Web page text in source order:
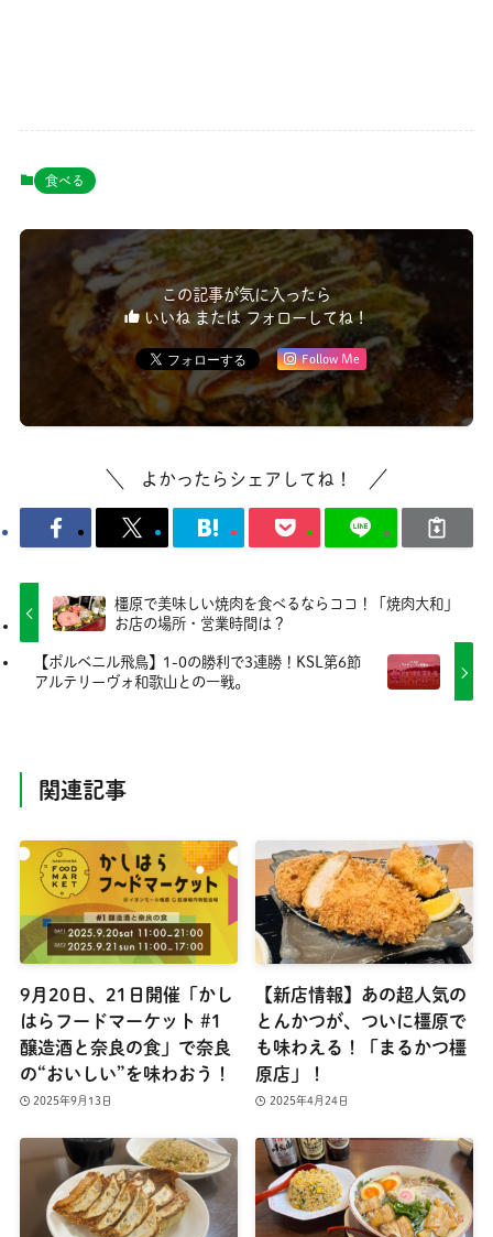
食べる
この記事が気に入ったら
いいね または フォローしてね！
Follow Me
よかったらシェアしてね！
橿原で美味しい焼肉を食べるならココ！「焼肉大和」
お店の場所・営業時間は？
【ポルベニル飛鳥】1-0の勝利で3連勝！KSL第6節
アルテリーヴォ和歌山との一戦。
関連記事
9月20日、21日開催「かし
はらフードマーケット #1
醸造酒と奈良の食」で奈良
の“おいしい”を味わおう！
2025年9月13日
【新店情報】あの超人気の
とんかつが、ついに橿原で
も味わえる！「まるかつ橿
原店」！
2025年4月24日